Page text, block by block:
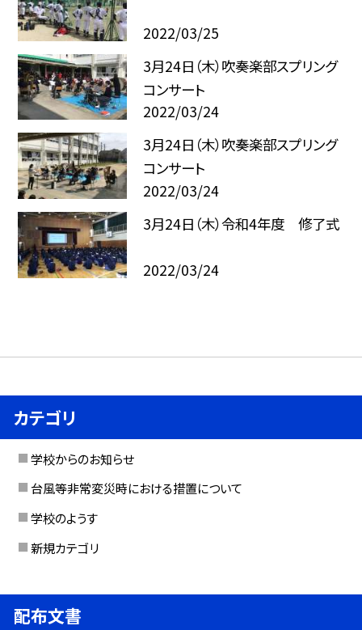
2022/03/25
3月24日（木）吹奏楽部スプリング
コンサート
2022/03/24
3月24日（木）吹奏楽部スプリング
コンサート
2022/03/24
3月24日（木）令和4年度 修了式
2022/03/24
カテゴリ
学校からのお知らせ
台風等非常変災時における措置について
学校のようす
新規カテゴリ
配布文書